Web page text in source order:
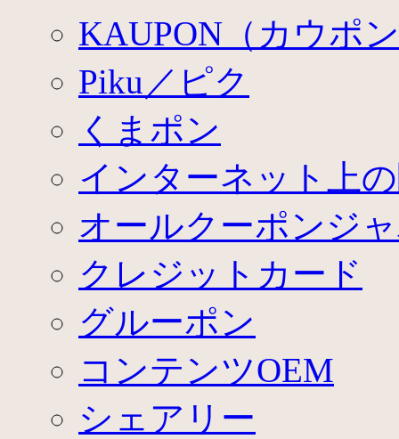
KAUPON（カウポ
Piku／ピク
くまポン
インターネット上
オールクーポンジ
クレジットカード
グルーポン
コンテンツOEM
シェアリー